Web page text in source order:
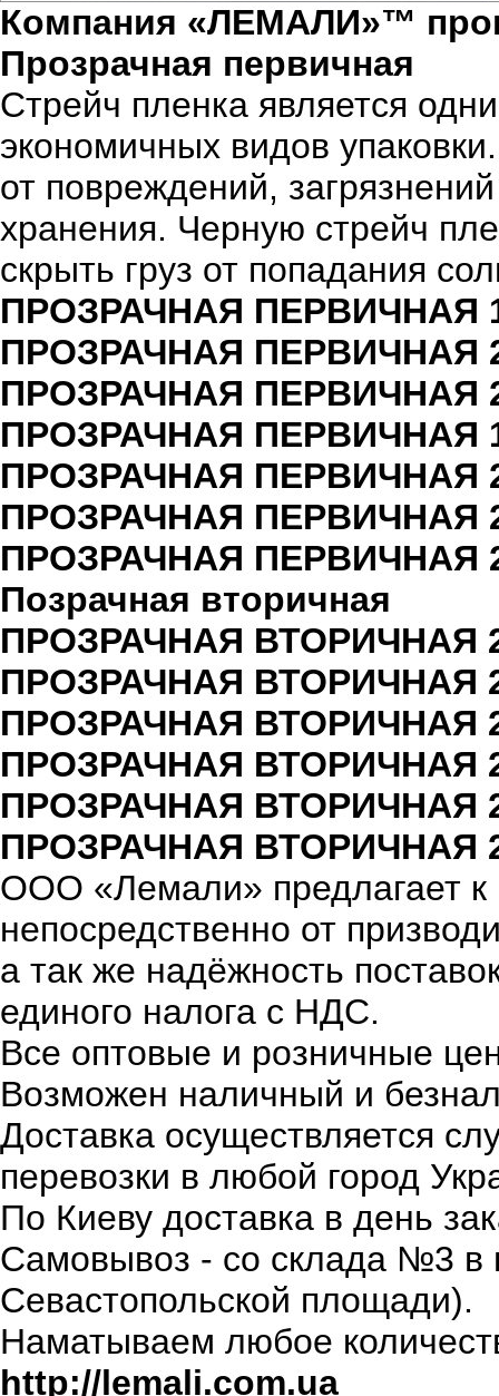
Компания «ЛЕМАЛИ»™
Прозрачная первичная
Стрейч пленка является
экономичных видов
от повреждений,
хранения. Черную стрейч
скрыть груз от попадания
ПРОЗРАЧНАЯ ПЕРВИЧНАЯ
ПРОЗРАЧНАЯ ПЕРВИЧНАЯ
ПРОЗРАЧНАЯ ПЕРВИЧНАЯ
ПРОЗРАЧНАЯ ПЕРВИЧНАЯ
ПРОЗРАЧНАЯ ПЕРВИЧНАЯ
ПРОЗРАЧНАЯ ПЕРВИЧНАЯ
ПРОЗРАЧНАЯ ПЕРВИЧНАЯ
Позрачная вторичная
ПРОЗРАЧНАЯ ВТОРИЧНАЯ
ПРОЗРАЧНАЯ ВТОРИЧНАЯ
ПРОЗРАЧНАЯ ВТОРИЧНАЯ
ПРОЗРАЧНАЯ ВТОРИЧНАЯ
ПРОЗРАЧНАЯ ВТОРИЧНАЯ
ПРОЗРАЧНАЯ ВТОРИЧНАЯ
ООО «Лемали» предлагает к
непосредственно от
а так же надёжность
единого налога с НДС.
Все оптовые и розничные
Возможен наличный и
Доставка осуществляется
перевозки в любой город
По Киеву доставка в день
Самовывоз - со склада №3 в
Севастопольской площади).
Наматываем любое
http://lemali.com.ua